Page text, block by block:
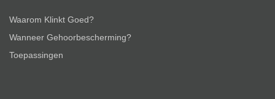
Waarom Klinkt Goed?
Wanneer Gehoorbescherming?
Toepassingen